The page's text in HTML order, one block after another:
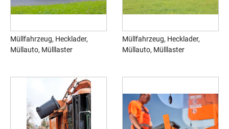
Müllfahrzeug, Hecklader,
Müllauto, Mülllaster
Müllfahrzeug, Hecklader,
Müllauto, Mülllaster